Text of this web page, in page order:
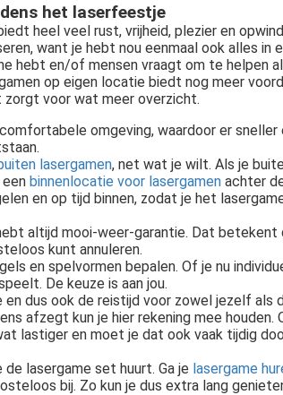
het laserfeestje
heel veel rust, vrijheid, plezier en
want je hebt nou eenmaal ook alles in
hebt en/of mensen vraagt om te helpen
op eigen locatie biedt nog meer
zorgt voor wat meer overzicht.
omgeving, waardoor er
lasergamen, net wat je wilt. Als je
eenbinnenlocatie voor lasergamen achter
en op tijd binnen, zodat je het
altijd mooi-weer-garantie. Dat
kunt annuleren.
en spelvormen bepalen. Of je nu
De keuze is aan jou.
dus ook de reistijd voor zowel jezelf als
afzegt kun je hier rekening mee houden.
lastiger en moet je dat ook vaak tijdig
lasergame set huurt. Ga je lasergame
bij. Zo kun je dus extra lang